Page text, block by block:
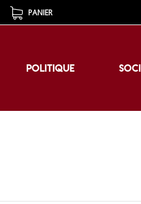
PANIER
POLITIQUE
POLITIQUE